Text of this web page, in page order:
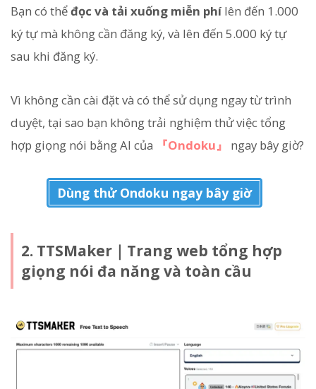
Bạn có thểđọc và tải xuống miễn phílên đến 1.000
ký tự mà không cần đăng ký, và lên đến 5.000 ký tự
sau khi đăng ký.
Vì không cần cài đặt và có thể sử dụng ngay từ trình
duyệt, tại sao bạn không trải nghiệm thử việc tổng
hợp giọng nói bằng AI của
『Ondoku』 ngay bây giờ?
Dùng thử Ondoku ngay bây giờ
2. TTSMaker｜Trang web tổng hợp
giọng nói đa năng và toàn cầu